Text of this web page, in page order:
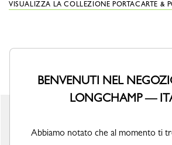
VISUALIZZA LA COLLEZIONE PORTACARTE &
BENVENUTI NEL
LONGCHAMP —
Abbiamo notato che al momento ti